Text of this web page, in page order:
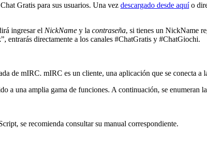
Gratis para sus usuarios. Una vez descargado desde aquío
ingresar el NickName y la contraseña, si tienes un NickName
entrarás directamente a los canales #ChatGratis y #ChatGiochi.
de mIRC. mIRC es un cliente, una aplicación que se conecta a
a una amplia gama de funciones. A continuación, se enumeran
se recomienda consultar su manual correspondiente.